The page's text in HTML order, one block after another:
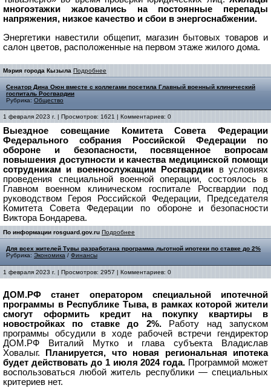
многоэтажки жаловались на постоянные перепады
напряжения, низкое качество и сбои в энергоснабжении.
Энергетики навестили общепит, магазин бытовых товаров и
салон цветов, расположенные на первом этаже жилого дома.
Мэрия города Кызыла Подробнее
Сенатор Дина Оюн вместе с коллегами посетила Главный военный клинический
госпиталь Росгвардии
Рубрика: Общество
1 февраля 2023 г. | Просмотров: 1621 | Комментариев: 0
Выездное совещание Комитета Совета Федерации
Федерального собрания Российской Федерации по
обороне и безопасности, посвященное вопросам
повышения доступности и качества медицинской помощи
сотрудникам и военнослужащим Росгвардии в условиях
проведения специальной военной операции, состоялось в
Главном военном клиническом госпитале Росгвардии под
руководством Героя Российской Федерации, Председателя
Комитета Совета Федерации по обороне и безопасности
Виктора Бондарева.
По информации rosguard.gov.ru Подробнее
Для всех жителей Тувы разработана программа льготной ипотеки по ставке до 2%
Рубрика: Экономика / Финансы
1 февраля 2023 г. | Просмотров: 2957 | Комментариев: 0
ДОМ.РФ станет оператором специальной ипотечной
программы в Республике Тыва, в рамках которой жители
смогут оформить кредит на покупку квартиры в
новостройках по ставке до 2%.
Работу над запуском
программы обсудили в ходе рабочей встречи гендиректор
ДОМ.РФ Виталий Мутко и глава субъекта Владислав
Ховалыг.
Планируется, что новая региональная ипотека
будет действовать до 1 июля 2024 года. Программой может
воспользоваться любой житель республики — специальных
критериев нет.